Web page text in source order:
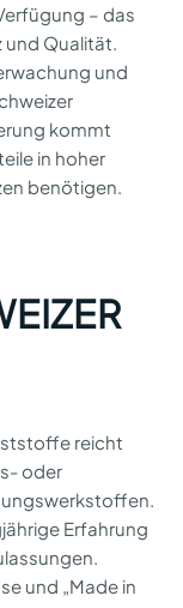
– das
Qualität.
und
kommt
in hoher
benötigen.
reicht
oder
Erfahrung
und „Made in